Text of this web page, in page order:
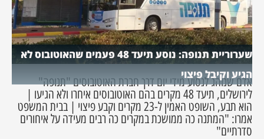
שערוריית תנופה: נוסע תיעד 48 פעמים שהאוטובוס לא
הגיע וקיבל פיצוי
אדם שנוהג לנסוע מידי יום דרך חברת האוטובוסים "תנופה"
לירושלים, תיעד 48 מקרים בהם האוטובוסים איחרו ולא הגיעו |
הוא תבע, השופט האמין ל-23 מקרים וקבע פיצוי | בבית המשפט
אמרו: "המתנה כה ממושכת במקרים כה רבים מעידה על איחורים
סדרתיים"